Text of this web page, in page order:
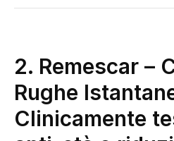
2. Remescar –
Rughe
Clinicamente